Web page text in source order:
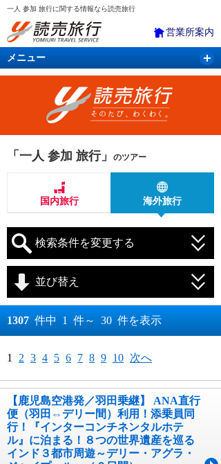
一人 参加 旅行に関する情報なら読売旅行
営業所案内
メニュー
国内旅行 バスツアー 海外旅行
「一人 参加 旅行」 のツアー
国内旅行 海外旅行
検索条件を変更する
月 日～
月 日
並び替え
おすすめ順
料金が高い順
1307 件中 1 件～ 30 件を表示
1 2 3 4 5 6 7 8 9 10 次へ
【鹿児島空港発／羽田乗継】 ANA直行
便（羽田⇔デリー間）利用！添乗員同
行！『インターコンチネンタルホテ
ル』に泊まる！８つの世界遺産を巡る
インド３都市周遊～デリー・アグラ・